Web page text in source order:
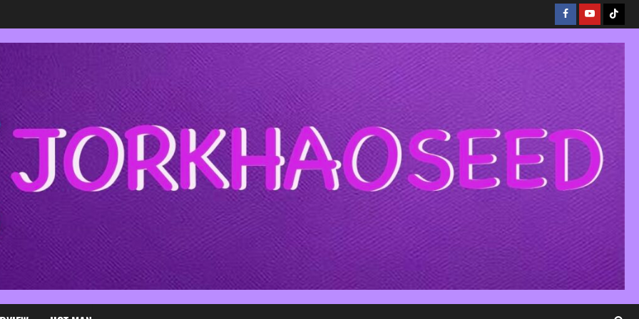
Facebook
Youtube